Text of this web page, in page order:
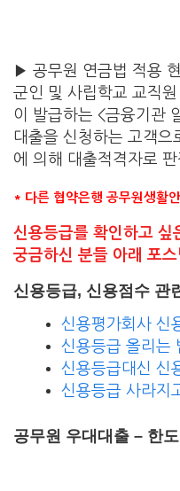
▶ 공무원 연금법 적용
군인 및 사립학교 교직
이 발급하는 <금융기관
대출을 신청하는 고객으
에 의해 대출적격자로
* 다른 협약은행 공무원생활
신용등급를 확인하고 싶
궁금하신 분들 아래 포
신용등급, 신용점수 관
신용평가회사 신
신용등급 올리는
신용등급대신 신
신용등급 사라지
공무원 우대대출 – 한